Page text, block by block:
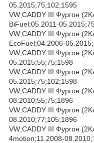
05.2015;75;102;1595
VW;CADDY III Фургон
BiFuel;05.2011-
VW;CADDY III Фургон
EcoFuel;04.2006-
VW;CADDY III Фургон
05.2015;55;75;1598
VW;CADDY III Фургон
05.2015;75;102;1598
VW;CADDY III Фургон
08.2010;55;75;1896
VW;CADDY III Фургон
08.2010;77;105;1896
VW;CADDY III Фургон
4motion;11.2008-